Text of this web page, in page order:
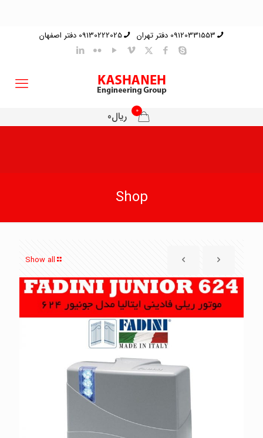
09120331553 دفتر تهران 09130222025 دفتر اصفهان
0 ریال0
Shop
Show all